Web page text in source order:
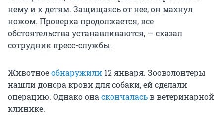
нему и к детям. Защищаясь от нее, он махнул
ножом. Проверка продолжается, все
обстоятельства устанавливаются, — сказал
сотрудник пресс-службы.
Животноеобнаружили 12 января. Зооволонтеры
нашли донора крови для собаки, ей сделали
операцию. Однако онаскончаласьв ветеринарной
клинике.